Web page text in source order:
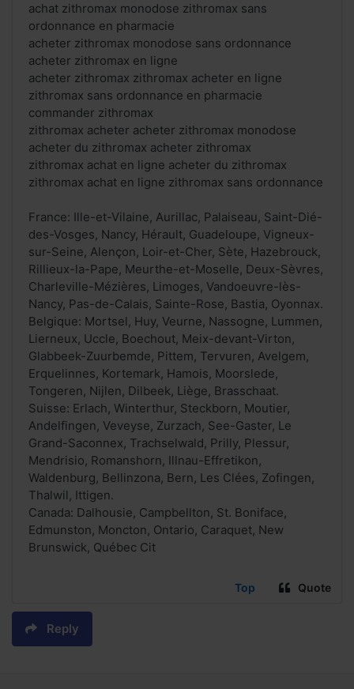
achat zithromax monodose zithromax sans
ordonnance en pharmacie
acheter zithromax monodose sans ordonnance
acheter zithromax en ligne
acheter zithromax zithromax acheter en ligne
zithromax sans ordonnance en pharmacie
commander zithromax
zithromax acheter acheter zithromax monodose
acheter du zithromax acheter zithromax
zithromax achat en ligne acheter du zithromax
zithromax achat en ligne zithromax sans ordonnance
France: Ille-et-Vilaine, Aurillac, Palaiseau, Saint-Dié-
des-Vosges, Nancy, Hérault, Guadeloupe, Vigneux-
sur-Seine, Alençon, Loir-et-Cher, Sète, Hazebrouck,
Rillieux-la-Pape, Meurthe-et-Moselle, Deux-Sèvres,
Charleville-Mézières, Limoges, Vandoeuvre-lès-
Nancy, Pas-de-Calais, Sainte-Rose, Bastia, Oyonnax.
Belgique: Mortsel, Huy, Veurne, Nassogne, Lummen,
Lierneux, Uccle, Boechout, Meix-devant-Virton,
Glabbeek-Zuurbemde, Pittem, Tervuren, Avelgem,
Erquelinnes, Kortemark, Hamois, Moorslede,
Tongeren, Nijlen, Dilbeek, Liège, Brasschaat.
Suisse: Erlach, Winterthur, Steckborn, Moutier,
Andelfingen, Veveyse, Zurzach, See-Gaster, Le
Grand-Saconnex, Trachselwald, Prilly, Plessur,
Mendrisio, Romanshorn, Illnau-Effretikon,
Waldenburg, Bellinzona, Bern, Les Clées, Zofingen,
Thalwil, Ittigen.
Canada: Dalhousie, Campbellton, St. Boniface,
Edmunston, Moncton, Ontario, Caraquet, New
Brunswick, Québec Cit
Top Quote
Reply